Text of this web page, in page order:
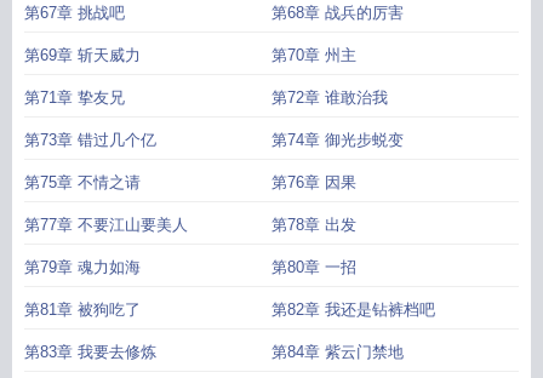
第67章 挑战吧 第68章 战兵的厉害
第69章 斩天威力 第70章 州主
第71章 挚友兄 第72章 谁敢治我
第73章 错过几个亿 第74章 御光步蜕变
第75章 不情之请 第76章 因果
第77章 不要江山要美人 第78章 出发
第79章 魂力如海 第80章 一招
第81章 被狗吃了 第82章 我还是钻裤档吧
第83章 我要去修炼 第84章 紫云门禁地